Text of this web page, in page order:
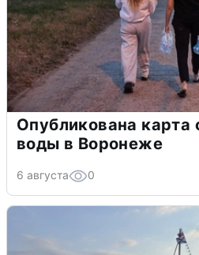
Опубликована карта
воды в Воронеже
6 августа 0